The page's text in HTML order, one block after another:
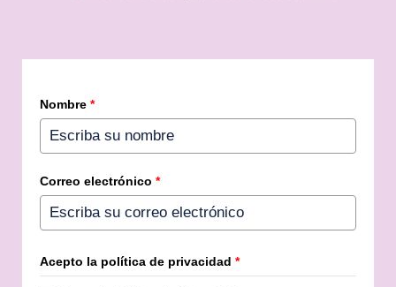
Nombre *
Correo electrónico *
Acepto la política de privacidad *